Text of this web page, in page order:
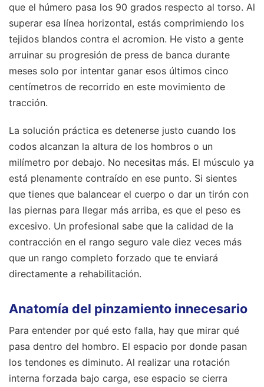
que el húmero pasa los 90 grados respecto al torso. Al
superar esa línea horizontal, estás comprimiendo los
tejidos blandos contra el acromion. He visto a gente
arruinar su progresión de press de banca durante
meses solo por intentar ganar esos últimos cinco
centímetros de recorrido en este movimiento de
tracción.
La solución práctica es detenerse justo cuando los
codos alcanzan la altura de los hombros o un
milímetro por debajo. No necesitas más. El músculo ya
está plenamente contraído en ese punto. Si sientes
que tienes que balancear el cuerpo o dar un tirón con
las piernas para llegar más arriba, es que el peso es
excesivo. Un profesional sabe que la calidad de la
contracción en el rango seguro vale diez veces más
que un rango completo forzado que te enviará
directamente a rehabilitación.
Anatomía del pinzamiento innecesario
Para entender por qué esto falla, hay que mirar qué
pasa dentro del hombro. El espacio por donde pasan
los tendones es diminuto. Al realizar una rotación
interna forzada bajo carga, ese espacio se cierra